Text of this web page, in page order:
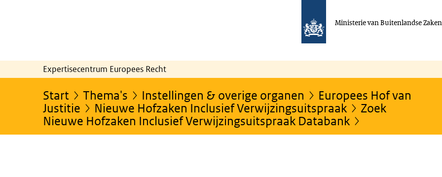
Ministerie van Buitenlandse Zaken
Expertisecentrum Europees Recht
Start Thema's Instellingen & overige organen
Europees Hof van
Justitie
Nieuwe Hofzaken Inclusief Verwijzingsuitspraak
Zoek
Nieuwe Hofzaken Inclusief Verwijzingsuitspraak Databank